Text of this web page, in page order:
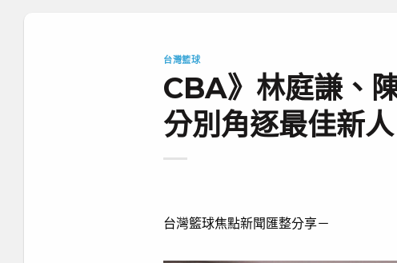
台灣籃球
CBA》林庭謙、
分別角逐最佳新
台灣籃球焦點新聞匯整分享－